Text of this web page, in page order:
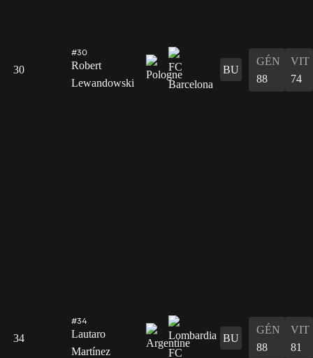
30
#30
Robert
Lewandowski
BU
GÉN
88
VIT
74
34
#34
Lautaro
Martínez
BU
GÉN
88
VIT
81